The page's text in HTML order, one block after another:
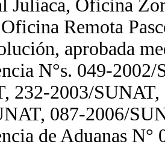
Juliaca, Oficina
Remota
aprobada
N°s. 049-
232-2003/
087-2006/
de Aduanas N°